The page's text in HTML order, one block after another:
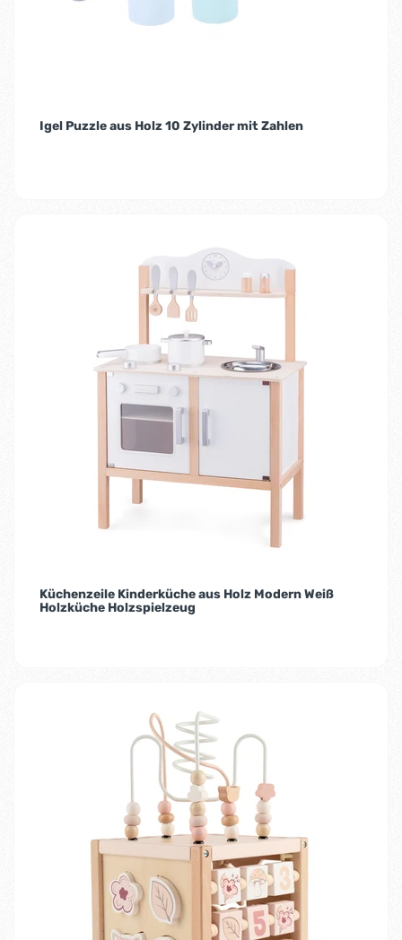
Igel Puzzle aus Holz 10 Zylinder mit Zahlen
Küchenzeile Kinderküche aus Holz Modern Weiß
Holzküche Holzspielzeug